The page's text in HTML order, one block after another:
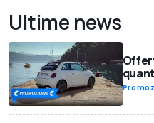
Ultime news